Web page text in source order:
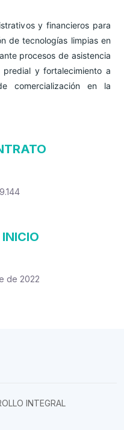
y financieros para
de tecnologías limpias en
procesos de asistencia
predial y fortalecimiento a
comercialización en la
de 2022
INTEGRAL